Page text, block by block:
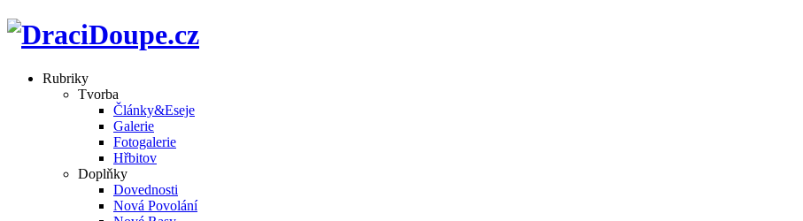
Rubriky
Tvorba
Články&Eseje
Galerie
Fotogalerie
Hřbitov
Doplňky
Dovednosti
Nová Povolání